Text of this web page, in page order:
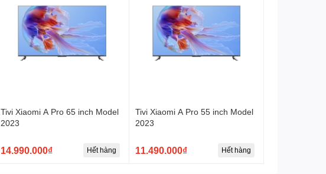
Tivi kỹ thuật số (DVB-T2): Có (cần ăng-ten)
Cổng Kết Nối
HDMI: Có
Cổng Component: Có
USB: Có
Tivi Xiaomi A Pro 65 inch Model
2023
14.990.000₫ Hết hàng
Tivi Xiaomi A Pro 55 inch Model
2023
11.490.000₫ Hết hàng